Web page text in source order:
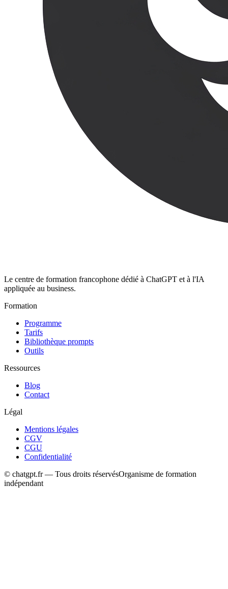
Le centre de formation francophone dédié à ChatGPT et à l'IA
appliquée au business.
Formation
Programme
Tarifs
Bibliothèque prompts
Outils
Ressources
Blog
Contact
Légal
Mentions légales
CGV
CGU
Confidentialité
© chatgpt.fr — Tous droits réservésOrganisme de formation
indépendant